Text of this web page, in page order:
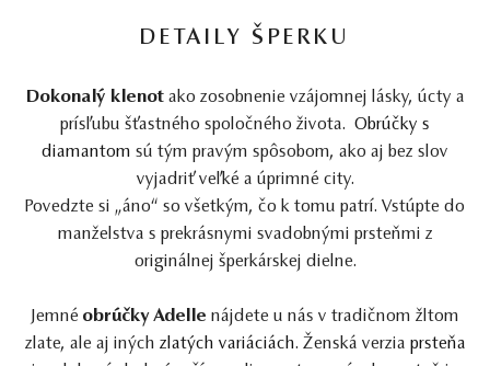
DETAILY ŠPERKU
Dokonalý klenot ako zosobnenie vzájomnej lásky, úcty a
prísľubu šťastného spoločného života. Obrúčky s
diamantom sú tým pravým spôsobom, ako aj bez slov
vyjadriť veľké a úprimné city.
Povedzte si „áno“ so všetkým, čo k tomu patrí. Vstúpte do
manželstva s prekrásnymi svadobnými prsteňmi z
originálnej šperkárskej dielne.
Jemné obrúčky Adelle nájdete u nás v tradičnom žltom
zlate, ale aj iných zlatých variáciách. Ženská verzia prsteňa